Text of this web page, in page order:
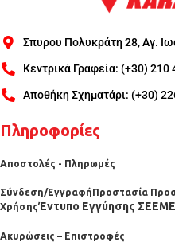
Σπυρου Πολυκράτη 28, Αγ.
Κεντρικά Γραφεία: (+30) 210
Αποθήκη Σχηματάρι: (+30)
Πληροφορίες
Αποστολές - Πληρωμές
Σύνδεση/Εγγραφή Προστασία
ΧρήσηςΈντυπο Εγγύησης ΣΕΕΜΕ
Ακυρώσεις – Επιστροφές